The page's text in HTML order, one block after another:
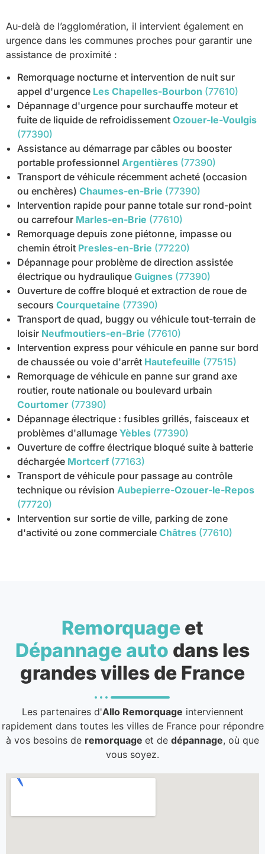
Au-delà de l’agglomération, il intervient également en
urgence dans les communes proches pour garantir une
assistance de proximité :
Remorquage nocturne et intervention de nuit sur
appel d'urgence Les Chapelles-Bourbon (77610)
Dépannage d'urgence pour surchauffe moteur et
fuite de liquide de refroidissement Ozouer-le-Voulgis
(77390)
Assistance au démarrage par câbles ou booster
portable professionnel Argentières (77390)
Transport de véhicule récemment acheté (occasion
ou enchères) Chaumes-en-Brie (77390)
Intervention rapide pour panne totale sur rond-point
ou carrefour Marles-en-Brie (77610)
Remorquage depuis zone piétonne, impasse ou
chemin étroit Presles-en-Brie (77220)
Dépannage pour problème de direction assistée
électrique ou hydraulique Guignes (77390)
Ouverture de coffre bloqué et extraction de roue de
secours Courquetaine (77390)
Transport de quad, buggy ou véhicule tout-terrain de
loisir Neufmoutiers-en-Brie (77610)
Intervention express pour véhicule en panne sur bord
de chaussée ou voie d'arrêt Hautefeuille (77515)
Remorquage de véhicule en panne sur grand axe
routier, route nationale ou boulevard urbain
Courtomer (77390)
Dépannage électrique : fusibles grillés, faisceaux et
problèmes d'allumage Yèbles (77390)
Ouverture de coffre électrique bloqué suite à batterie
déchargée Mortcerf (77163)
Transport de véhicule pour passage au contrôle
technique ou révision Aubepierre-Ozouer-le-Repos
(77720)
Intervention sur sortie de ville, parking de zone
d'activité ou zone commerciale Châtres (77610)
Remorquage et
Dépannage auto dans les
grandes villes de France
Les partenaires d'Allo Remorquage interviennent
rapidement dans toutes les villes de France pour répondre
à vos besoins de remorquage et de dépannage, où que
vous soyez.